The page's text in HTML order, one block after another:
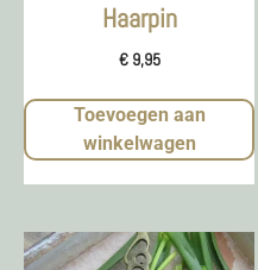
Haarpin
€9,95
Toevoegen aan
winkelwagen